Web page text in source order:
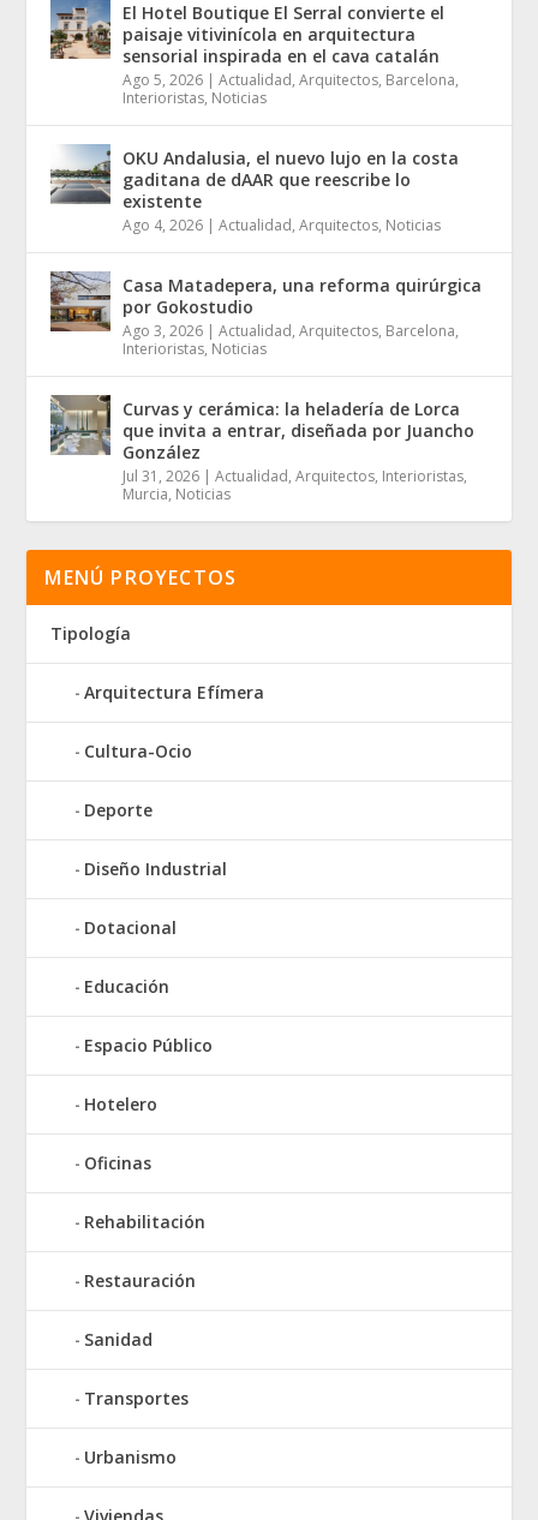
El Hotel Boutique El Serral convierte el
paisaje vitivinícola en arquitectura
sensorial inspirada en el cava catalán
Ago 5, 2026 |Actualidad,Arquitectos, Barcelona,
Interioristas, Noticias
OKU Andalusia, el nuevo lujo en la costa
gaditana de dAAR que reescribe lo
existente
Ago 4, 2026 |Actualidad,Arquitectos, Noticias
Casa Matadepera, una reforma quirúrgica
por Gokostudio
Ago 3, 2026 |Actualidad,Arquitectos, Barcelona,
Interioristas, Noticias
Curvas y cerámica: la heladería de Lorca
que invita a entrar, diseñada por Juancho
González
Jul 31, 2026 |Actualidad,Arquitectos, Interioristas,
Murcia, Noticias
MENÚ PROYECTOS
Tipología
Arquitectura Efímera
Cultura-Ocio
Deporte
Diseño Industrial
Dotacional
Educación
Espacio Público
Hotelero
Oficinas
Rehabilitación
Restauración
Sanidad
Transportes
Urbanismo